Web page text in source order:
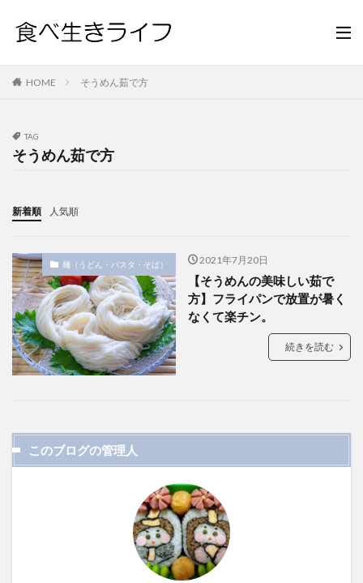
HOME そうめん茹で方
TAG
そうめん茹で方
新着順 人気順
麺（うどん・パスタ・そば） 2021年7月20日
【そうめんの美味しい茹で
方】フライパンで放置が暑く
なくて楽チン。
続きを読む
このブログの管理人